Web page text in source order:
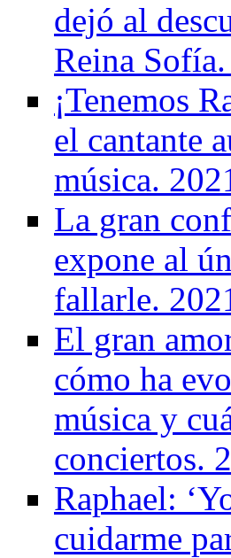
dejó al
Reina
¡Tenemos
el cantante
música.
La gran
expone al
fallarle.
El gran
cómo ha
música y
conciertos.
Raphael:
cuidarme